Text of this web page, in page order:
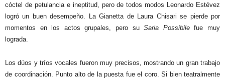
cóctel de petulancia e ineptitud, pero de todos modos Leonardo Estévez
logró un buen desempeño. La Gianetta de Laura Chisari se pierde por
momentos en los actos grupales, pero suSaria Possibilefue muy
lograda.
Los dúos y tríos vocales fueron muy precisos, mostrando un gran trabajo
de coordinación. Punto alto de la puesta fue el coro. Si bien teatralmente